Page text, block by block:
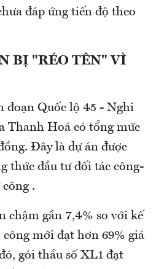
đáp ứng tiến độ theo
BỊ "RÉO TÊN" VÌ
đoạn Quốc lộ 45 - Nghi
Thanh Hoá có tổng mức
Đây là dự án được
thức đầu tư đối tác công-
.
chậm gần 7,4% so với kế
mới đạt hơn 69% giá
gói thầu số XL1 đạt